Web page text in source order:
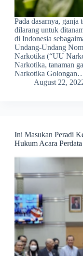
Pada dasarnya, ganja
dilarang untuk
di Indonesia
Undang-Undang
Narkotika (“UU
Narkotika, tanaman
Narkotika
August 22,
Ini Masukan Peradi
Hukum Acara Perdata